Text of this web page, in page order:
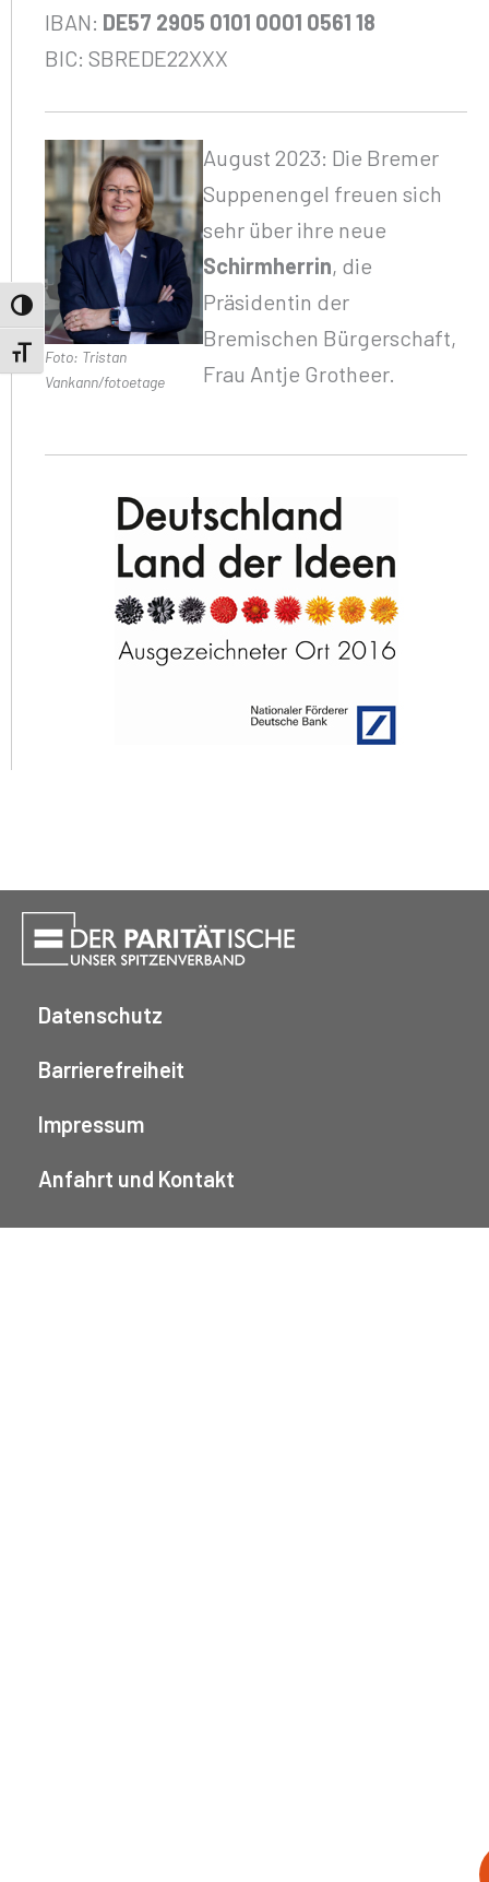
Umschalten auf hohe Kontraste
Schrift vergrößern
IBAN: DE57 2905 0101 0001 0561 18
BIC: SBREDE22XXX
Foto: Tristan
Vankann/fotoetage
August 2023: Die Bremer
Suppenengel freuen sich
sehr über ihre neue
Schirmherrin, die
Präsidentin der
Bremischen Bürgerschaft,
Frau Antje Grotheer.
Datenschutz
Barrierefreiheit
Impressum
Anfahrt und Kontakt